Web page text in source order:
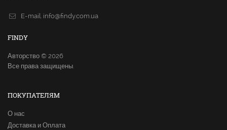
E-mail. info@findy.com.ua
FINDY
Авторство © 2026
Все права защищены.
ПОКУПАТЕЛЯМ
О нас
Доставка и Оплата